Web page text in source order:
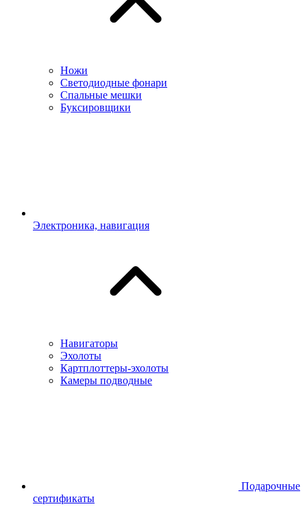
Ножи
Светодиодные фонари
Спальные мешки
Буксировщики
Электроника, навигация
Навигаторы
Эхолоты
Картплоттеры-эхолоты
Камеры подводные
Подарочные
сертификаты